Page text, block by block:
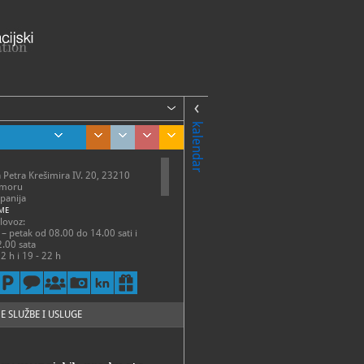
kalendar
Petra Krešimira IV. 20, 23210
petak od 08.00 do 14.00 sati i
sata
h i 19 - 22 h
- petak 7 - 15 h
SLUŽBE I USLUGE